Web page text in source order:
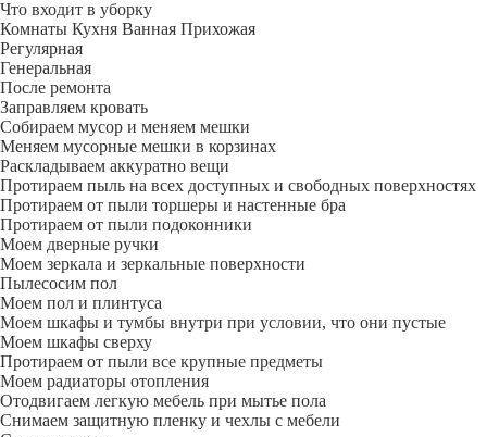
Что входит в уборку
Регу­лярная
Гене­ральная
После ремонта
Заправляем кровать
Собираем мусор и меняем мешки
Меняем мусорные мешки в корзинах
Раскладываем аккуратно вещи
Протираем пыль на всех доступных и свободных поверхностях
Протираем от пыли торшеры и настенные бра
Протираем от пыли подоконники
Моем дверные ручки
Моем зеркала и зеркальные поверхности
Пылесосим пол
Моем пол и плинтуса
Моем шкафы и тумбы внутри при условии, что они пустые
Моем шкафы сверху
Протираем от пыли все крупные предметы
Моем радиаторы отопления
Отодвигаем легкую мебель при мытье пола
Снимаем защитную пленку и чехлы с мебели